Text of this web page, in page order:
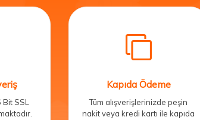
SSL
Kapıda Ödeme
Tüm alışverişlerinizde peşin
nakit veya kredi kartı ile kapıda